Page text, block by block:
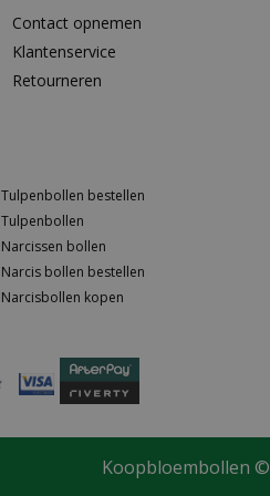
Contact opnemen
Klantenservice
Retourneren
Tulpenbollen bestellen
Tulpenbollen
Narcissen bollen
Narcis bollen bestellen
Narcisbollen kopen
Koopbloembollen ©